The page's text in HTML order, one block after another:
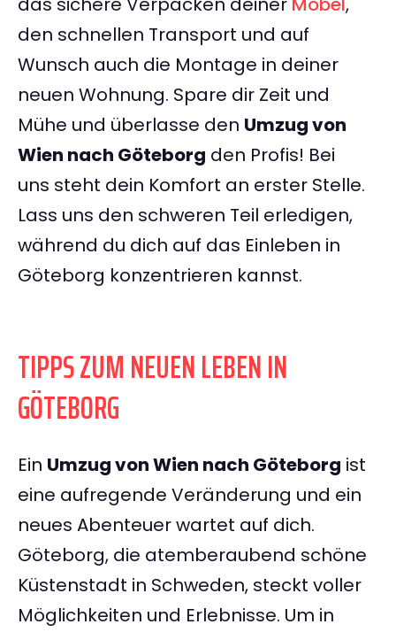
den schnellen Transport und auf
Wunsch auch die Montage in deiner
neuen Wohnung. Spare dir Zeit und
Mühe und überlasse den Umzug von
Wien nach Göteborg den Profis! Bei
uns steht dein Komfort an erster Stelle.
Lass uns den schweren Teil erledigen,
während du dich auf das Einleben in
Göteborg konzentrieren kannst.
TIPPS ZUM NEUEN LEBEN IN
GÖTEBORG
Ein Umzug von Wien nach Göteborg ist
eine aufregende Veränderung und ein
neues Abenteuer wartet auf dich.
Göteborg, die atemberaubend schöne
Küstenstadt in Schweden, steckt voller
Möglichkeiten und Erlebnisse. Um in